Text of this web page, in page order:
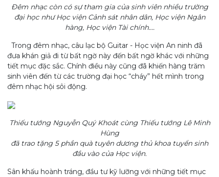
Đêm nhạc còn có sự tham gia của sinh viên nhiều trường
đại học như Học viện Cảnh sát nhân dân, Học viện Ngân
hàng, Học viện Tài chính....
Trong đêm nhạc, câu lạc bộ Guitar - Học viện An ninh đã
đưa khán giả đi từ bất ngờ này đến bất ngờ khác với những
tiết mục đặc sắc. Chính điều này cũng đã khiến hàng trăm
sinh viên đến từ các trường đại học “cháy” hết mình trong
đêm nhạc hội sôi động.
Thiếu tướng Nguyễn Quý Khoát cùng Thiếu tướng Lê Minh
Hùng
đã trao tặng 5 phần quà tuyên dương thủ khoa tuyển sinh
đầu vào của Học viện.
Sân khấu hoành tráng, đầu tư kỹ lưỡng với những tiết mục